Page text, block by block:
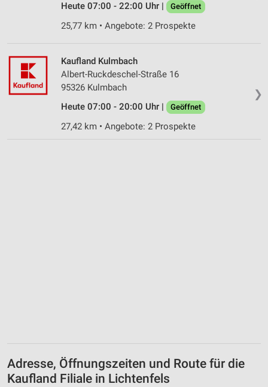
Heute 07:00 - 22:00 Uhr |
Geöffnet
25,77 km • Angebote: 2 Prospekte
❯
Kaufland Kulmbach
Albert-Ruckdeschel-Straße 16
95326 Kulmbach
Heute 07:00 - 20:00 Uhr |
Geöffnet
27,42 km • Angebote: 2 Prospekte
Adresse, Öffnungszeiten und Route für die
Kaufland Filiale in Lichtenfels
Performance
Werbung